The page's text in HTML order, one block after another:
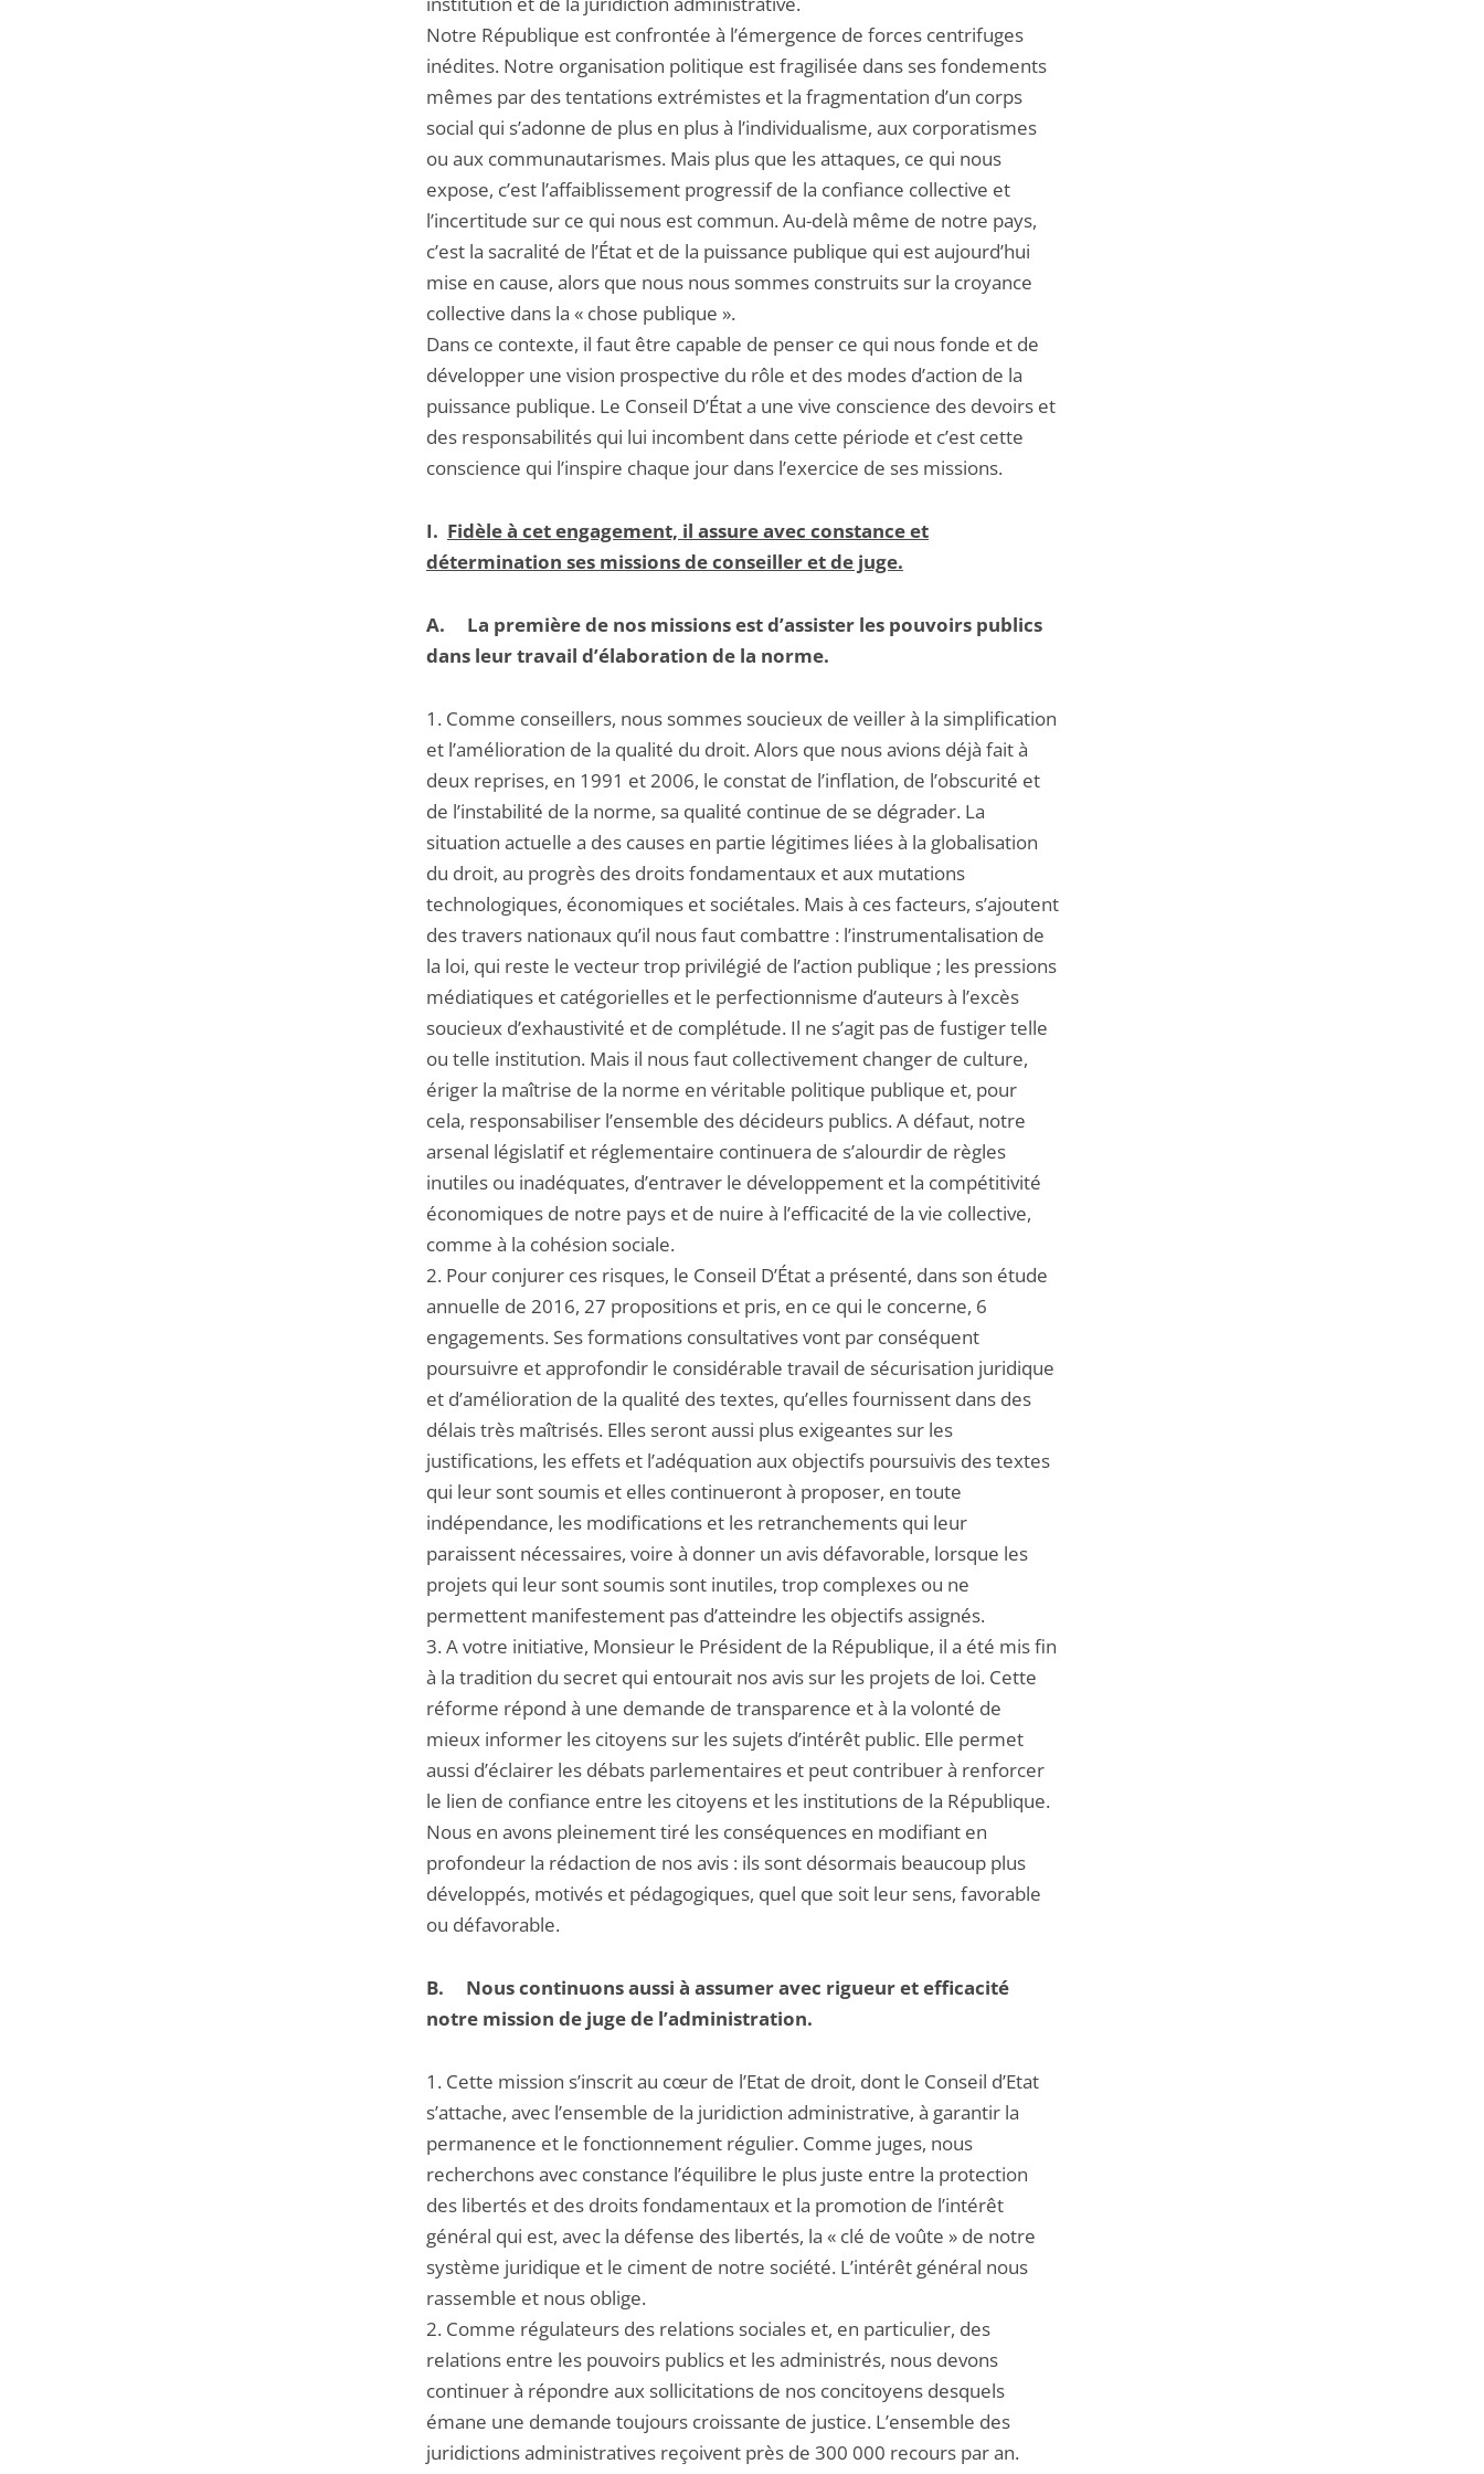
Notre République est confrontée à l’émergence de forces centrifuges
inédites. Notre organisation politique est fragilisée dans ses fondements
mêmes par des tentations extrémistes et la fragmentation d’un corps
social qui s’adonne de plus en plus à l’individualisme, aux corporatismes
ou aux communautarismes. Mais plus que les attaques, ce qui nous
expose, c’est l’affaiblissement progressif de la confiance collective et
l’incertitude sur ce qui nous est commun. Au-delà même de notre pays,
c’est la sacralité de l’État et de la puissance publique qui est aujourd’hui
mise en cause, alors que nous nous sommes construits sur la croyance
collective dans la « chose publique ».
Dans ce contexte, il faut être capable de penser ce qui nous fonde et de
développer une vision prospective du rôle et des modes d’action de la
puissance publique. Le Conseil D’État a une vive conscience des devoirs et
des responsabilités qui lui incombent dans cette période et c’est cette
conscience qui l’inspire chaque jour dans l’exercice de ses missions.
I. Fidèle à cet engagement, il assure avec constance et
détermination ses missions de conseiller et de juge.
A. La première de nos missions est d’assister les pouvoirs publics
dans leur travail d’élaboration de la norme.
1. Comme conseillers, nous sommes soucieux de veiller à la simplification
et l’amélioration de la qualité du droit. Alors que nous avions déjà fait à
deux reprises, en 1991 et 2006, le constat de l’inflation, de l’obscurité et
de l’instabilité de la norme, sa qualité continue de se dégrader. La
situation actuelle a des causes en partie légitimes liées à la globalisation
du droit, au progrès des droits fondamentaux et aux mutations
technologiques, économiques et sociétales. Mais à ces facteurs, s’ajoutent
des travers nationaux qu’il nous faut combattre : l’instrumentalisation de
la loi, qui reste le vecteur trop privilégié de l’action publique ; les pressions
médiatiques et catégorielles et le perfectionnisme d’auteurs à l’excès
soucieux d’exhaustivité et de complétude. Il ne s’agit pas de fustiger telle
ou telle institution. Mais il nous faut collectivement changer de culture,
ériger la maîtrise de la norme en véritable politique publique et, pour
cela, responsabiliser l’ensemble des décideurs publics. A défaut, notre
arsenal législatif et réglementaire continuera de s’alourdir de règles
inutiles ou inadéquates, d’entraver le développement et la compétitivité
économiques de notre pays et de nuire à l’efficacité de la vie collective,
comme à la cohésion sociale.
2. Pour conjurer ces risques, le Conseil D’État a présenté, dans son étude
annuelle de 2016, 27 propositions et pris, en ce qui le concerne, 6
engagements. Ses formations consultatives vont par conséquent
poursuivre et approfondir le considérable travail de sécurisation juridique
et d’amélioration de la qualité des textes, qu’elles fournissent dans des
délais très maîtrisés. Elles seront aussi plus exigeantes sur les
justifications, les effets et l’adéquation aux objectifs poursuivis des textes
qui leur sont soumis et elles continueront à proposer, en toute
indépendance, les modifications et les retranchements qui leur
paraissent nécessaires, voire à donner un avis défavorable, lorsque les
projets qui leur sont soumis sont inutiles, trop complexes ou ne
permettent manifestement pas d’atteindre les objectifs assignés.
3. A votre initiative, Monsieur le Président de la République, il a été mis fin
à la tradition du secret qui entourait nos avis sur les projets de loi. Cette
réforme répond à une demande de transparence et à la volonté de
mieux informer les citoyens sur les sujets d’intérêt public. Elle permet
aussi d’éclairer les débats parlementaires et peut contribuer à renforcer
le lien de confiance entre les citoyens et les institutions de la République.
Nous en avons pleinement tiré les conséquences en modifiant en
profondeur la rédaction de nos avis : ils sont désormais beaucoup plus
développés, motivés et pédagogiques, quel que soit leur sens, favorable
ou défavorable.
B. Nous continuons aussi à assumer avec rigueur et efficacité
notre mission de juge de l’administration.
1. Cette mission s’inscrit au cœur de l’Etat de droit, dont le Conseil d’Etat
s’attache, avec l’ensemble de la juridiction administrative, à garantir la
permanence et le fonctionnement régulier. Comme juges, nous
recherchons avec constance l’équilibre le plus juste entre la protection
des libertés et des droits fondamentaux et la promotion de l’intérêt
général qui est, avec la défense des libertés, la « clé de voûte » de notre
système juridique et le ciment de notre société. L’intérêt général nous
rassemble et nous oblige.
2. Comme régulateurs des relations sociales et, en particulier, des
relations entre les pouvoirs publics et les administrés, nous devons
continuer à répondre aux sollicitations de nos concitoyens desquels
émane une demande toujours croissante de justice. L’ensemble des
juridictions administratives reçoivent près de 300 000 recours par an.